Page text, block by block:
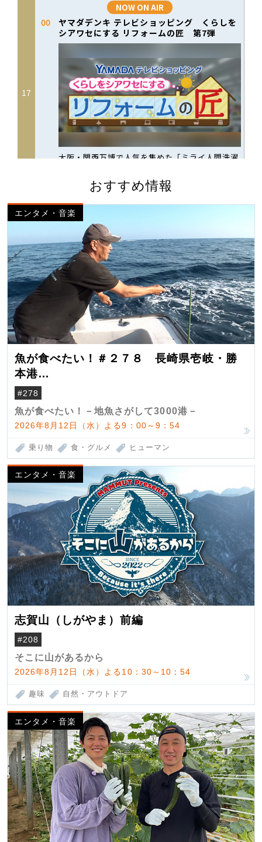
おすすめ情報
エンタメ・音楽
魚が食べたい！＃２７８ 長崎県壱岐・勝
本港
（クロマグロ）
#278
魚が食べたい！－地魚さがして3000港－
2026年8月12日（水）よる9：00～9：54
乗り物 食・グルメ ヒューマン
エンタメ・音楽
志賀山（しがやま）前編
#208
そこに山があるから
2026年8月12日（水）よる10：30～10：54
趣味 自然・アウトドア
エンタメ・音楽